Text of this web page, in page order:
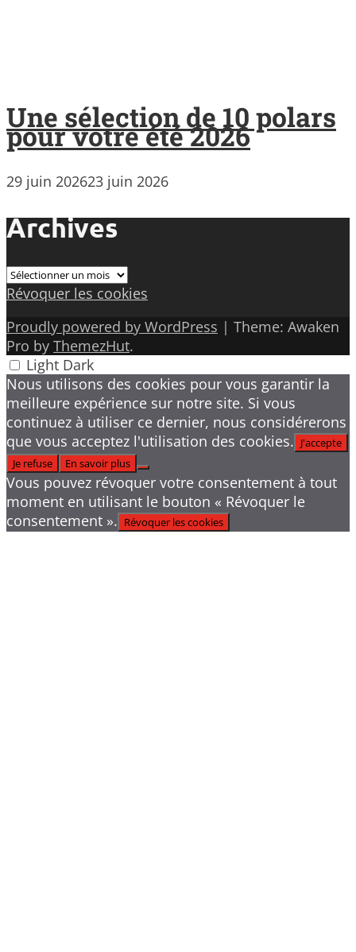
Une sélection de 10 polars
pour votre été 2026
29 juin 202623 juin 2026
Archives
Archives
Révoquer les cookies
Proudly powered by WordPress | Theme: Awaken
Pro by ThemezHut.
Light Dark
Nous utilisons des cookies pour vous garantir la
meilleure expérience sur notre site. Si vous
continuez à utiliser ce dernier, nous considérerons
que vous acceptez l'utilisation des cookies. J'accepte
Je refuse
En savoir plus
Vous pouvez révoquer votre consentement à tout
moment en utilisant le bouton « Révoquer le
consentement ». Révoquer les cookies